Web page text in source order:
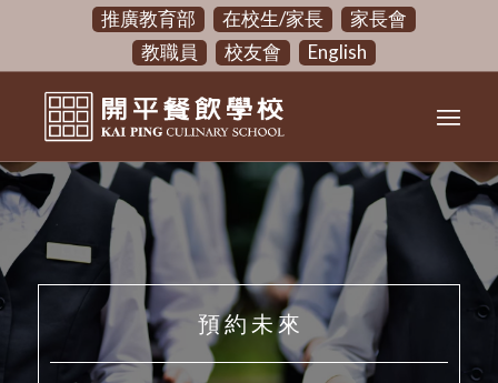
推廣教育部 在校生/家長
家長會
教職員
校友會 English
預 約 未 來